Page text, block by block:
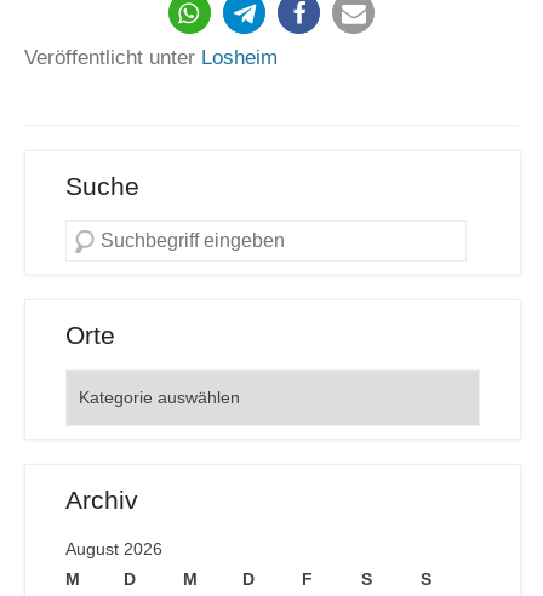
Veröffentlicht unter Losheim
Suche
Orte
Archiv
August 2026
M
D M D F S S